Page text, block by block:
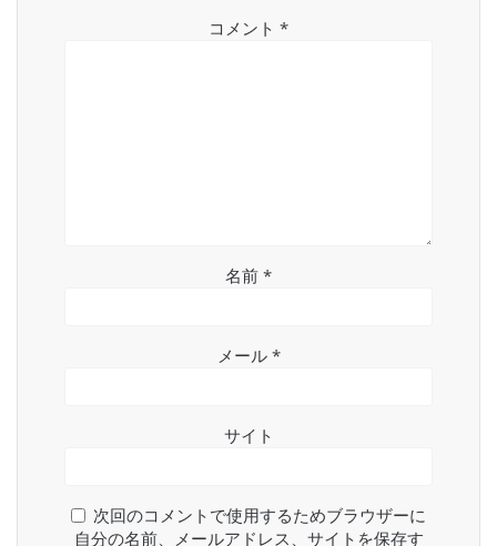
コメント *
名前 *
メール *
サイト
次回のコメントで使用するためブラウザーに
自分の名前、メールアドレス、サイトを保存す